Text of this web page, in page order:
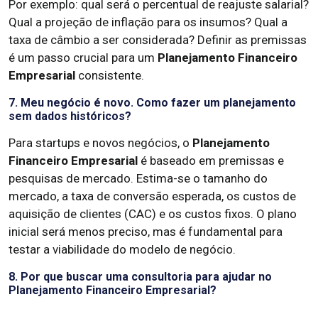
Por exemplo: qual será o percentual de reajuste salarial?
Qual a projeção de inflação para os insumos? Qual a
taxa de câmbio a ser considerada? Definir as premissas
é um passo crucial para um Planejamento Financeiro
Empresarial consistente.
7. Meu negócio é novo. Como fazer um planejamento
sem dados históricos?
Para startups e novos negócios, o Planejamento
Financeiro Empresarial é baseado em premissas e
pesquisas de mercado. Estima-se o tamanho do
mercado, a taxa de conversão esperada, os custos de
aquisição de clientes (CAC) e os custos fixos. O plano
inicial será menos preciso, mas é fundamental para
testar a viabilidade do modelo de negócio.
8. Por que buscar uma consultoria para ajudar no
Planejamento Financeiro Empresarial?